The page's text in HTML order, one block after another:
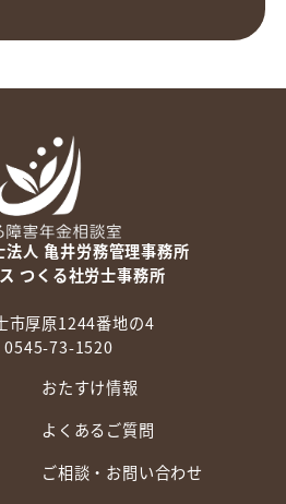
法人 亀井労務管理事務所
つくる社労士事務所
市厚原1244番地の4
0545-73-1520
おたすけ情報
よくあるご質問
ご相談・お問い合わせ